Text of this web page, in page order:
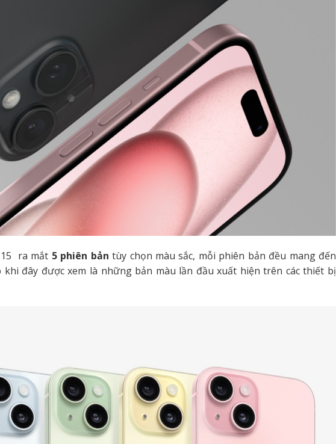
ra mắt 5 phiên bản tùy chọn màu sắc, mỗi phiên bản đều mang đến
đây được xem là những bản màu lần đầu xuất hiện trên các thiết bị